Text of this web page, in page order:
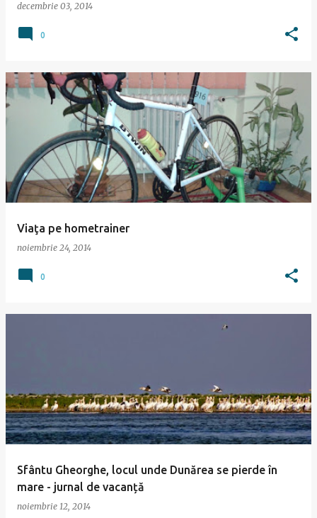
decembrie 03, 2014
0
Viaţa pe hometrainer
noiembrie 24, 2014
0
Sfântu Gheorghe, locul unde Dunărea se pierde în
mare - jurnal de vacanță
noiembrie 12, 2014